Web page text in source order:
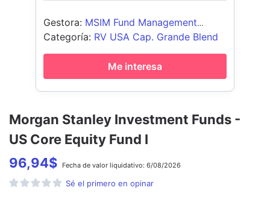
Morgan Stanley Investment Funds -
US Core Equity Fund I
96,94$ Fecha de valor liquidativo: 6/08/2026
Sé el primero en opinar
Gestora: MSIM Fund Management
(Ireland) Limited
Categoría: RV USA Cap. Grande Blend
Me interesa